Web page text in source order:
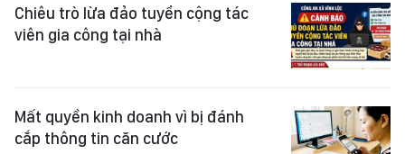
Chiêu trò lừa đảo tuyển cộng tác
viên gia công tại nhà
Mất quyền kinh doanh vì bị đánh
cắp thông tin căn cước